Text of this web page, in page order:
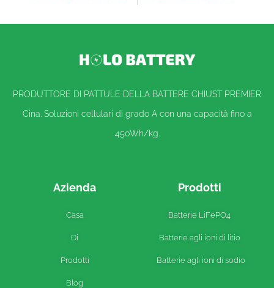
PRODUTTORE DI PATTULE DELLA BATTERE CHIUST PREMIER
Cina. Soluzioni cellulari di grado A con una capacità fino a
450Wh/kg.
Azienda
Casa
Di
Prodotti
Blog
Prodotti
Batterie LiFePO4
Batterie agli ioni di litio
Batterie agli ioni di sodio